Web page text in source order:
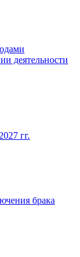
деятельности
гг.
брака